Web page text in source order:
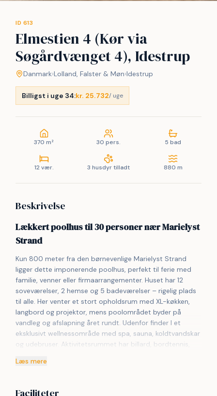
ID 613
Elmestien 4 (Kør via
Søgårdvænget 4), Idestrup
Danmark›Lolland, Falster & Møn›Idestrup
Billigst i uge 34:kr. 25.732/ uge
370 m² 30 pers. 5 bad
12 vær. 3 husdyr tilladt 880 m
Beskrivelse
Lækkert poolhus til 30 personer nær Marielyst
Strand
Kun 800 meter fra den børnevenlige Marielyst Strand
ligger dette imponerende poolhus, perfekt til ferie med
familie, venner eller firmaarrangementer. Huset har 12
soveværelser, 2 hemse og 5 badeværelser – rigelig plads
til alle. Her venter et stort opholdsrum med XL-køkken,
langbord og projektor, mens poolområdet byder på
vandleg og afslapning året rundt. Udenfor finder I et
eksklusivt wellnessområde med spa, sauna, koldtvandskar
og udebruser. Aktivitetsrummet har billard, bordtennis,
hyggelige aftener. Den store terrasse indbyder til grill og
Læs mere
Faciliteter